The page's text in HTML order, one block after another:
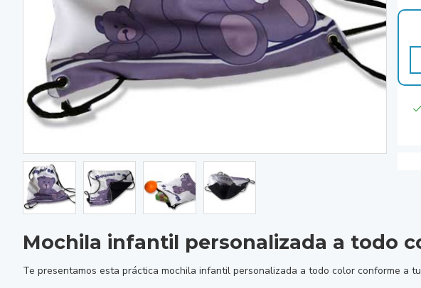
Mochila infantil personalizada a todo
Te presentamos esta práctica mochila infantil personalizada a todo color conforme a